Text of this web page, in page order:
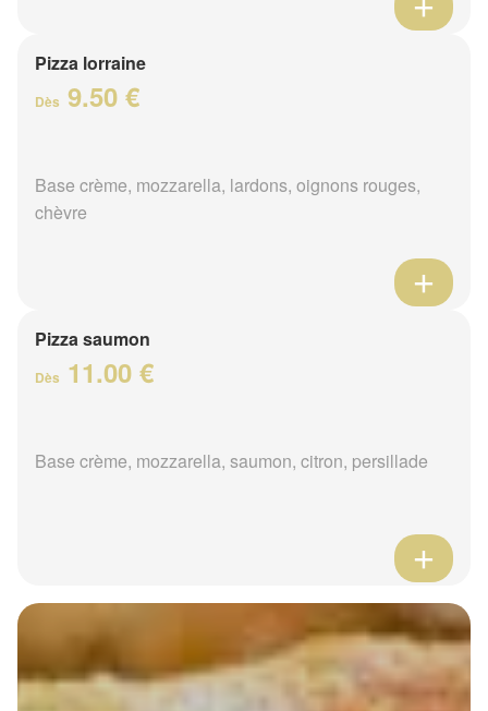
Pizza lorraine
Dès 9.50 €
Base crème, mozzarella, lardons, oignons rouges,
chèvre
Pizza saumon
Dès 11.00 €
Base crème, mozzarella, saumon, citron, persillade